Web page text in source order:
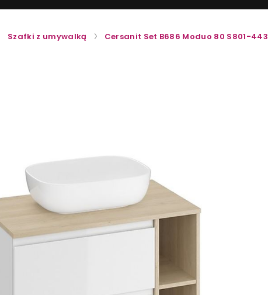
Szafki z umywalką Cersanit Set B686 Moduo 80 S801-443